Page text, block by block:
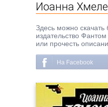
Иоанна
Здесь можно
издательство
или прочесть
На Facebook